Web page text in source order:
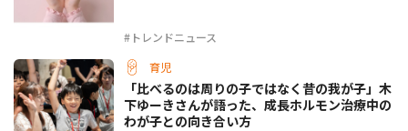
#トレンドニュース
育児
「比べるのは周りの子ではなく昔の我が子」木
下ゆーきさんが語った、成長ホルモン治療中の
わが子との向き合い方